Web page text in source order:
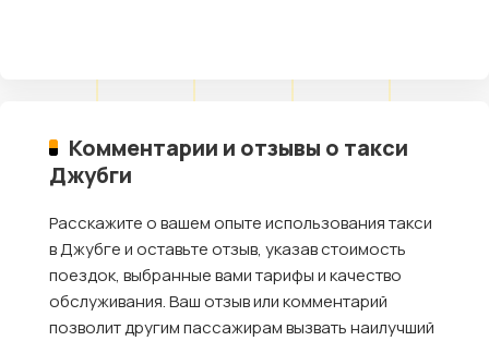
Комментарии и отзывы о такси
Джубги
Расскажите о вашем опыте использования такси
в Джубге и оставьте отзыв, указав стоимость
поездок, выбранные вами тарифы и качество
обслуживания. Ваш отзыв или комментарий
позволит другим пассажирам вызвать наилучший